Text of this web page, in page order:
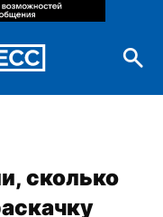
сколько